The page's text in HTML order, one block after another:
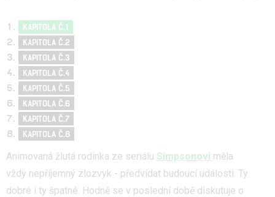
KAPITOLA Č.1
KAPITOLA Č.2
KAPITOLA Č.3
KAPITOLA Č.4
KAPITOLA Č.5
KAPITOLA Č.6
KAPITOLA Č.7
KAPITOLA Č.8
Animovaná žlutá rodinka ze seriálu Simpsonovi měla
vždy nepříjemný zlozvyk - předvídat budoucí události. Ty
dobré i ty špatné. Hodně se v poslední době diskutuje o